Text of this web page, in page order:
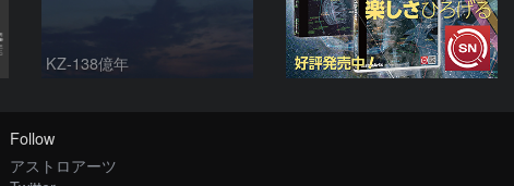
KZ-138億年
Follow
アストロアーツ